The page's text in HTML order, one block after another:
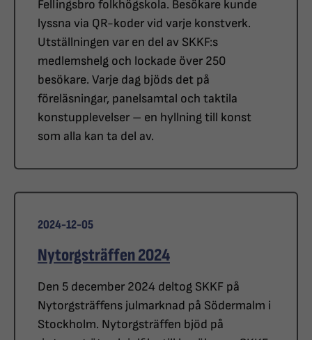
Fellingsbro folkhögskola. Besökare kunde
lyssna via QR-koder vid varje konstverk.
Utställningen var en del av SKKF:s
medlemshelg och lockade över 250
besökare. Varje dag bjöds det på
föreläsningar, panelsamtal och taktila
konstupplevelser – en hyllning till konst
som alla kan ta del av.
2024-12-05
Nytorgsträffen 2024
Den 5 december 2024 deltog SKKF på
Nytorgsträffens julmarknad på Södermalm i
Stockholm. Nytorgsträffen bjöd på